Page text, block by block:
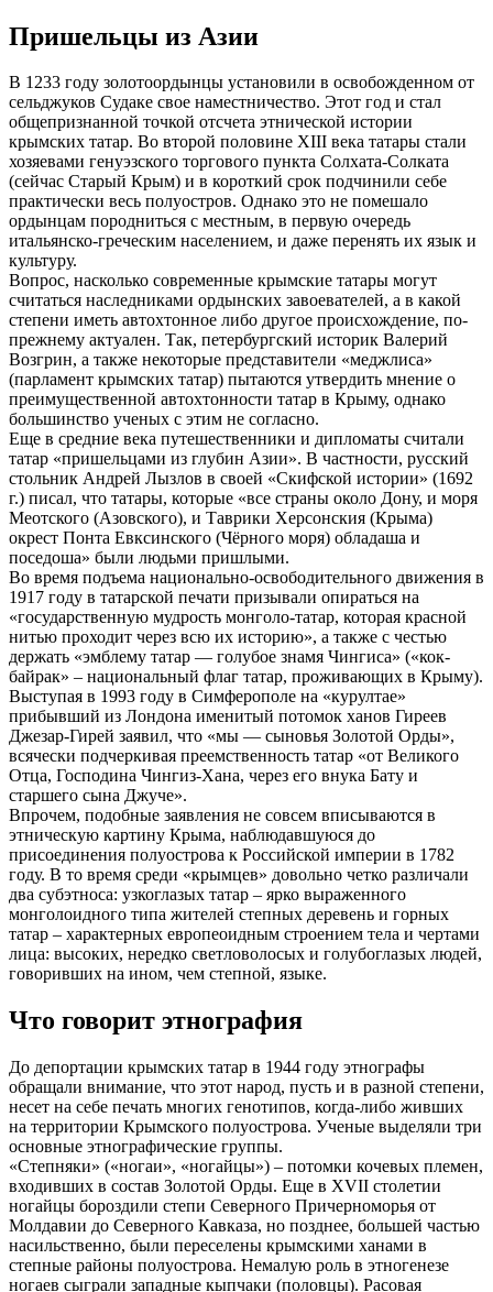
Пришельцы из Азии
В 1233 году золотоордынцы установили в освобожденном от
сельджуков Судаке свое наместничество. Этот год и стал
общепризнанной точкой отсчета этнической истории
крымских татар. Во второй половине XIII века татары стали
хозяевами генуэзского торгового пункта Солхата-Солката
(сейчас Старый Крым) и в короткий срок подчинили себе
практически весь полуостров. Однако это не помешало
ордынцам породниться с местным, в первую очередь
итальянско-греческим населением, и даже перенять их язык и
культуру.
Вопрос, насколько современные крымские татары могут
считаться наследниками ордынских завоевателей, а в какой
степени иметь автохтонное либо другое происхождение, по-
прежнему актуален. Так, петербургский историк Валерий
Возгрин, а также некоторые представители «меджлиса»
(парламент крымских татар) пытаются утвердить мнение о
преимущественной автохтонности татар в Крыму, однако
большинство ученых с этим не согласно.
Еще в средние века путешественники и дипломаты считали
татар «пришельцами из глубин Азии». В частности, русский
стольник Андрей Лызлов в своей «Скифской истории» (1692
г.) писал, что татары, которые «все страны около Дону, и моря
Меотского (Азовского), и Таврики Херсонския (Крыма)
окрест Понта Евксинского (Чёрного моря) обладаша и
поседоша» были людьми пришлыми.
Во время подъема национально-освободительного движения в
1917 году в татарской печати призывали опираться на
«государственную мудрость монголо-татар, которая красной
нитью проходит через всю их историю», а также с честью
держать «эмблему татар — голубое знамя Чингиса» («кок-
байрак» – национальный флаг татар, проживающих в Крыму).
Выступая в 1993 году в Симферополе на «курултае»
прибывший из Лондона именитый потомок ханов Гиреев
Джезар-Гирей заявил, что «мы — сыновья Золотой Орды»,
всячески подчеркивая преемственность татар «от Великого
Отца, Господина Чингиз-Хана, через его внука Бату и
старшего сына Джуче».
Впрочем, подобные заявления не совсем вписываются в
этническую картину Крыма, наблюдавшуюся до
присоединения полуострова к Российской империи в 1782
году. В то время среди «крымцев» довольно четко различали
два субэтноса: узкоглазых татар – ярко выраженного
монголоидного типа жителей степных деревень и горных
татар – характерных европеоидным строением тела и чертами
лица: высоких, нередко светловолосых и голубоглазых людей,
говоривших на ином, чем степной, языке.
Что говорит этнография
До депортации крымских татар в 1944 году этнографы
обращали внимание, что этот народ, пусть и в разной степени,
несет на себе печать многих генотипов, когда-либо живших
на территории Крымского полуострова. Ученые выделяли три
основные этнографические группы.
«Степняки» («ногаи», «ногайцы») – потомки кочевых племен,
входивших в состав Золотой Орды. Еще в XVII столетии
ногайцы бороздили степи Северного Причерноморья от
Молдавии до Северного Кавказа, но позднее, большей частью
насильственно, были переселены крымскими ханами в
степные районы полуострова. Немалую роль в этногенезе
ногаев сыграли западные кыпчаки (половцы). Расовая